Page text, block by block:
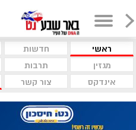
ראשי חדשות
מגזין
תרבות
אינדקס
צור קשר